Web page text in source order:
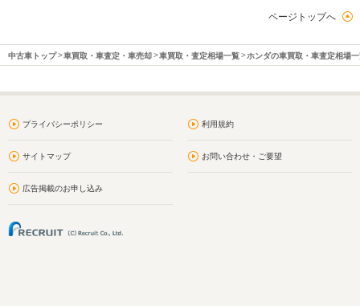
ページトップへ
中古車トップ 車買取・車査定・車売却 車買取・査定相場一覧 ホンダの車買取・車査定相場
プライバシーポリシー 利用規約
サイトマップ お問い合わせ・ご要望
広告掲載のお申し込み